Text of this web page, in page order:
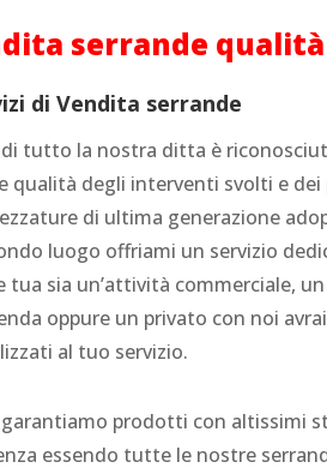
serrande
diVendita serrande
di tutto la nostra ditta è
qualità degli interventi svolti e
di ultima generazione
luogo offriami un servizio
tua sia un’attività commerciale,
oppure un privato con noi
al tuo servizio.
prodotti con altissimi
essendo tutte le nostre